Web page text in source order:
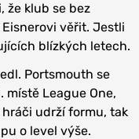
že klub se bez
věřit. Jestli
blízkých letech.
Portsmouth se
místě League One,
udrží formu, tak
o level výše.